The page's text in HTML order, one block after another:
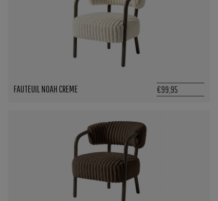
FAUTEUIL NOAH CREME €99,95